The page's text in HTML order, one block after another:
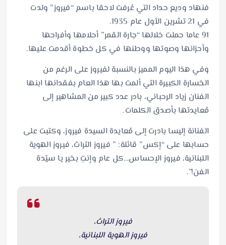
فنهاد وديع حداد التي عُرفت لاحقا باسم “فيروز” ولدت
في 21 تشرين الأول عام 1935.
91 عاما حملت خلالها “جارة القمر” أحلامها وأفراحها
وأحزانها وصوتها ووطنها في كل خطوة أقدمت عليها.
وفي هذا اليوم المميز بالنسبة لفيروز على الرغم من
الخسارة الكبيرة التي ألمت بها هذا العام بفقدانها ابنها
الفنان زياد الرحباني، بادر عدد كبير من المشاهير إلى
مُعايدتها بأصدق الكلمات.
الفنانة إليسا بادرت إلى مُعايدة السيدة فيروز، وكتبت على
حسابها على “إكس” قائلة: ” فيروز التراث، فيروز الهوية
اللبنانية، فيروز الإحساس…كل عام وإنتِ بخير يا سيّدة
الفن!”.
فيروز التراث،
فيروز الهوية اللبنانية،